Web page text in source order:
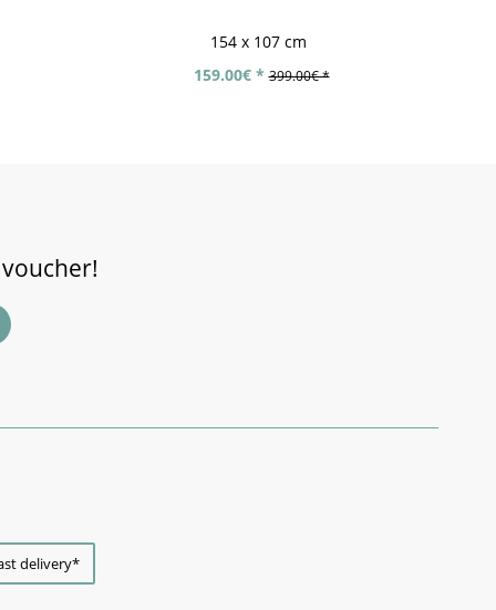
154 x 107 cm
159.00€ * 399.00€ *
delivery*